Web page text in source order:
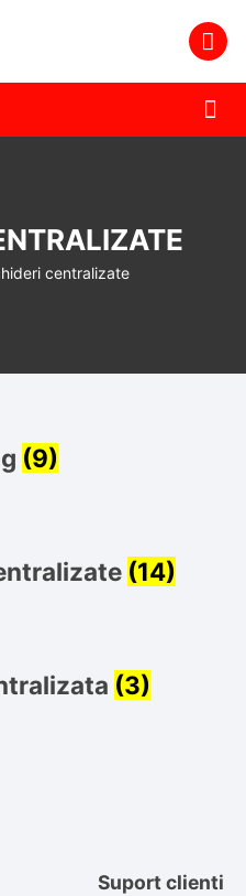
centralizate
(9)
(14)
(3)
Suport clienti